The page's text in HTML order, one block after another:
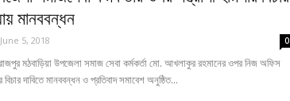
মানববন্ধন
June 5, 2018 0
মঠবাড়িয়া উপজেলা সমাজ সেবা কর্মকর্তা মো. আখলাকুর রহমানের ওপর নিজ অফিস
বিচার দাবিতে মানববন্ধন ও প্রতিবাদ সমাবেশ অনুষ্ঠিত...